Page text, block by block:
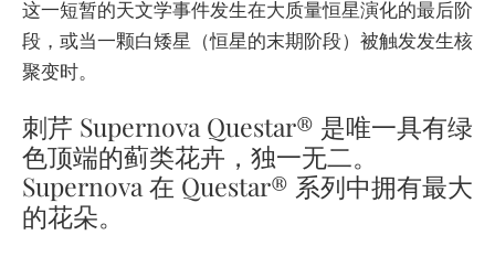
这一短暂的天文学事件发生在大质量恒星演化的最后阶
段，或当一颗白矮星（恒星的末期阶段）被触发发生核
聚变时。
刺芹 Supernova Questar® 是唯一具有绿
色顶端的蓟类花卉，独一无二。
Supernova 在 Questar® 系列中拥有最大
的花朵。